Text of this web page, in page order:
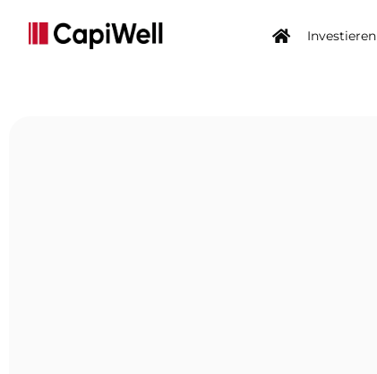
Investieren